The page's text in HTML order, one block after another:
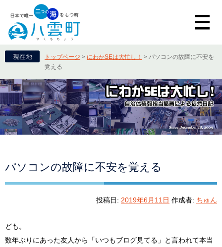
トップページ > にわかSEは大忙し！ > パソコンの故障に不安を
覚える
パソコンの故障に不安を覚える
投稿日: 2019年6月11日 作成者: ちゅん
ども。
数年ぶりにあった友人から「いつもブログ見てる」と言われて本当